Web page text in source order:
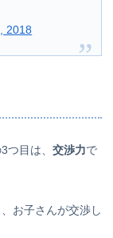
2018
目は、 交渉力で
お子さんが交渉し